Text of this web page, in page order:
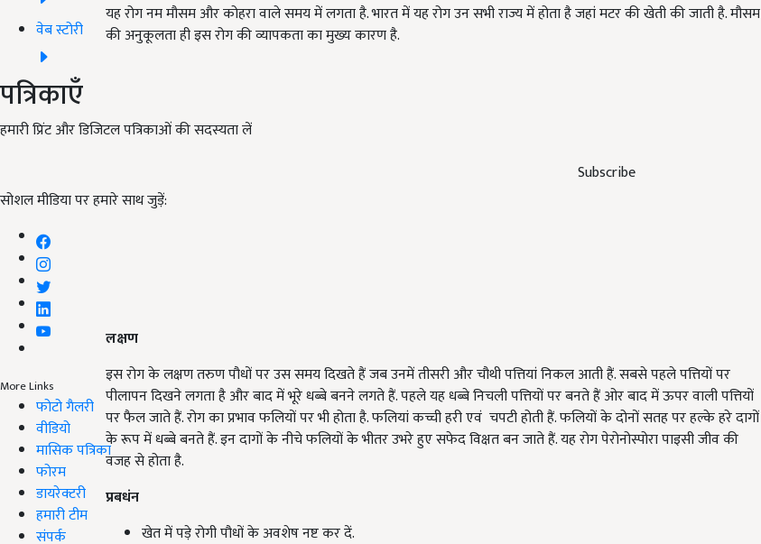
वेब स्टोरी
पत्रिकाएँ
हमारी प्रिंट और डिजिटल पत्रिकाओं की सदस्यता लें
Subscribe
सोशल मीडिया पर हमारे साथ जुड़ें:
More Links
फोटो गैलरी
वीडियो
मासिक पत्रिका
फोरम
डायरेक्टरी
हमारी टीम
संपर्क
यह रोग नम मौसम और कोहरा वाले समय में लगता है. भारत में यह रोग उन सभी राज्य में होता है जहां मटर की खेती की जाती है. मौसम
की अनुकूलता ही इस रोग की व्यापकता का मुख्य कारण है.
लक्षण
इस रोग के लक्षण तरुण पौधों पर उस समय दिखते हैं जब उनमें तीसरी और चौथी पत्तियां निकल आती हैं. सबसे पहले पत्तियों पर
पीलापन दिखने लगता है और बाद में भूरे धब्बे बनने लगते हैं. पहले यह धब्बे निचली पत्तियों पर बनते हैं ओर बाद में ऊपर वाली पत्तियों
पर फैल जाते हैं. रोग का प्रभाव फलियों पर भी होता है. फलियां कच्ची हरी एवं चपटी होती हैं. फलियों के दोनों सतह पर हल्के हरे दागों
के रूप में धब्बे बनते हैं. इन दागों के नीचे फलियों के भीतर उभरे हुए सफेद विक्षत बन जाते हैं. यह रोग पेरोनोस्पोरा पाइसी जीव की
वजह से होता है.
प्रबधंन
खेत में पड़े रोगी पौधों के अवशेष नष्ट कर दें.